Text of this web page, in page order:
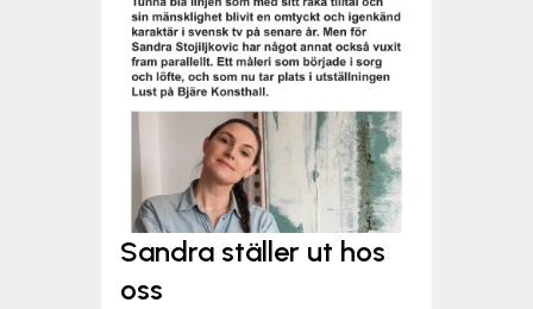
Sandra ställer ut hos
oss